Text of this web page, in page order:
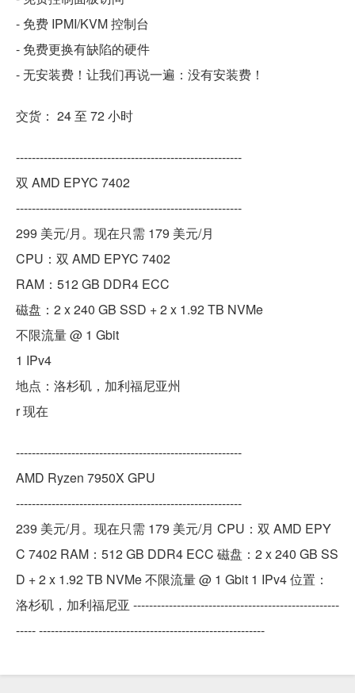
- 免费 IPMI/KVM 控制台
- 免费更换有缺陷的硬件
- 无安装费！让我们再说一遍：没有安装费！
交货： 24 至 72 小时
---------------------------------------------------------
双 AMD EPYC 7402
---------------------------------------------------------
299 美元/月。现在只需 179 美元/月
CPU：双 AMD EPYC 7402
RAM：512 GB DDR4 ECC
磁盘：2 x 240 GB SSD + 2 x 1.92 TB NVMe
不限流量 @ 1 Gbit
1 IPv4
地点：洛杉矶，加利福尼亚州
r 现在
---------------------------------------------------------
AMD Ryzen 7950X GPU
---------------------------------------------------------
239 美元/月。现在只需 179 美元/月 CPU：双 AMD EPY
C 7402 RAM：512 GB DDR4 ECC 磁盘：2 x 240 GB SS
D + 2 x 1.92 TB NVMe 不限流量 @ 1 Gbit 1 IPv4 位置：
洛杉矶，加利福尼亚 ----------------------------------------------------
----- ---------------------------------------------------------